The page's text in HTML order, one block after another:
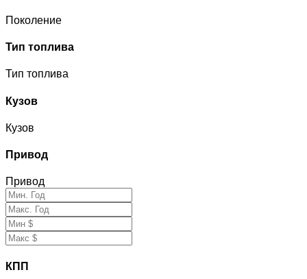
Поколение
Тип топлива
Тип топлива
Кузов
Кузов
Привод
Привод
КПП